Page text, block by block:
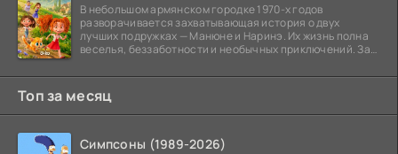
В небольшом армянском городке 1970-х годов
разворачивается захватывающая история о двух
лучших подружках — Манюне и Наринэ. Их жизнь полна
веселья, беззаботности и необычных приключений. За
Топ за месяц
Симпсоны (1989-2026)